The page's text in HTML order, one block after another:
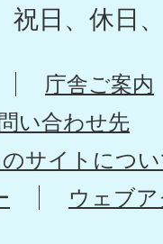
祝日、休日
庁舎ご案内
い合わせ先
のサイトにつ
ウェブ